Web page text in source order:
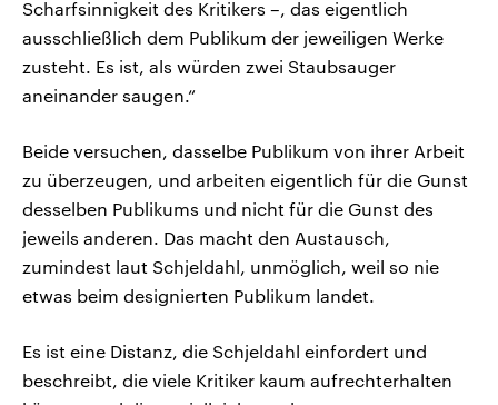
Scharfsinnigkeit des Kritikers –, das eigentlich
ausschließlich dem Publikum der jeweiligen Werke
zusteht. Es ist, als würden zwei Staubsauger
aneinander saugen.“
Beide versuchen, dasselbe Publikum von ihrer Arbeit
zu überzeugen, und arbeiten eigentlich für die Gunst
desselben Publikums und nicht für die Gunst des
jeweils anderen. Das macht den Austausch,
zumindest laut Schjeldahl, unmöglich, weil so nie
etwas beim designierten Publikum landet.
Es ist eine Distanz, die Schjeldahl einfordert und
beschreibt, die viele Kritiker kaum aufrechterhalten